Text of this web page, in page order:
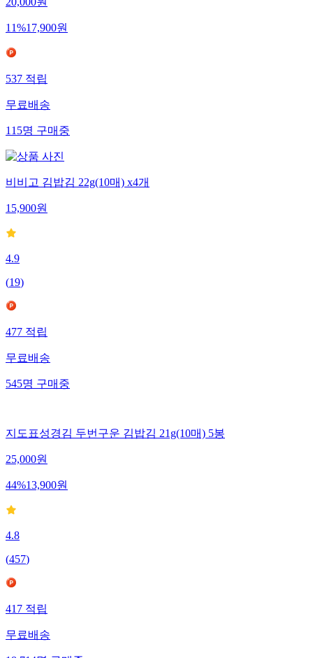
20,000원
11%17,900원
537적립
무료배송
115명구매중
비비고 김밥김 22g(10매) x4개
15,900원
4.9
(19)
477적립
무료배송
545명구매중
지도표성경김 두번구운 김밥김 21g(10매) 5봉
25,000원
44%13,900원
4.8
(457)
417적립
무료배송